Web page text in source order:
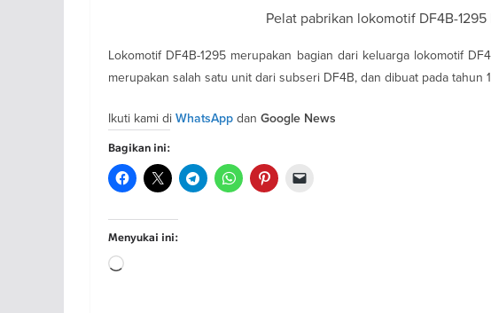
Pelat pabrikan lokomotif DF4B-1295 |
Lokomotif DF4B-1295 merupakan bagian dari keluarga lokomotif
merupakan salah satu unit dari subseri DF4B, dan dibuat pada tahun
Ikuti kami di WhatsApp dan Google News
Bagikan ini:
Menyukai ini:
Memuat...